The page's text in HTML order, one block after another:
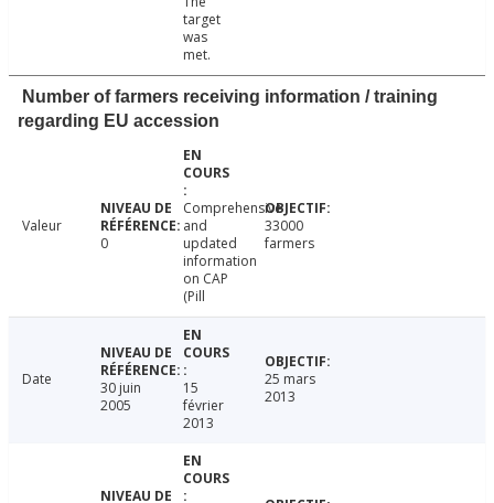
target
was
met.
Number of farmers receiving information / training
regarding EU accession
Valeur
0
Comprehensive
and
updated
information
on CAP
(Pill
33000
farmers
Date
30 juin
2005
15
février
2013
25 mars
2013